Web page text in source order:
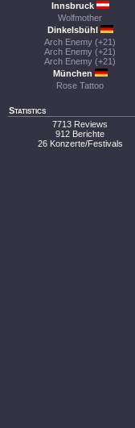
Innsbruck
Wolfmother
Dinkelsbühl
Arch Enemy (+21)
Arch Enemy (+21)
Arch Enemy (+21)
München
Rose Tattoo
Statistics
7713 Reviews
912 Berichte
26 Konzerte/Festivals